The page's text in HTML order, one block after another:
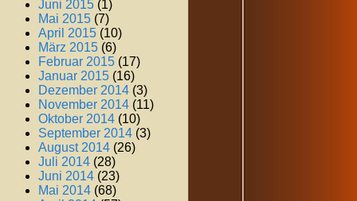
Juni 2015 (1)
Mai 2015 (7)
April 2015 (10)
März 2015 (6)
Februar 2015 (17)
Januar 2015 (16)
Dezember 2014 (3)
November 2014 (11)
Oktober 2014 (10)
September 2014 (3)
August 2014 (26)
Juli 2014 (28)
Juni 2014 (23)
Mai 2014 (68)